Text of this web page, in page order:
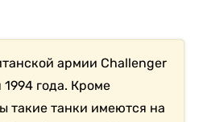
армии Challenger
года. Кроме
такие танки имеются на